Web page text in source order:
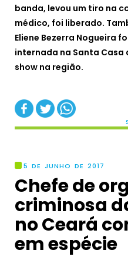
banda, levou um tiro na
médico, foi liberado.
Eliene Bezerra Nogueira
internada na Santa Casa
show na região.
5 DE JUNHO DE 2017
Chefe de
criminosa
no Ceará
em espécie